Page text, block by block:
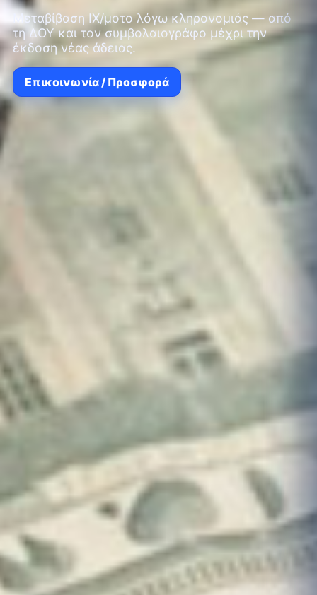
Μεταβίβαση ΙΧ/μοτο λόγω κληρονομιάς — από
τη ΔΟΥ και τον συμβολαιογράφο μέχρι την
έκδοση νέας άδειας.
Επικοινωνία / Προσφορά